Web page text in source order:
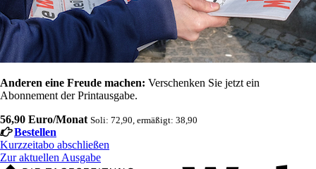
Anderen eine Freude machen: Verschenken Sie jetzt ein
Abonnement der Printausgabe.
56,90 Euro/Monat Soli: 72,90, ermäßigt: 38,90
Bestellen
Kurzzeitabo abschließen
Zur aktuellen Ausgabe